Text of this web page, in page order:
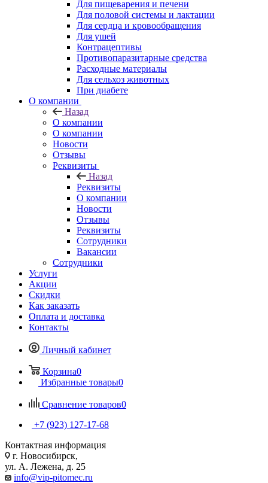
Для пищеварения и печени
Для половой системы и лактации
Для сердца и кровообращения
Для ушей
Контрацептивы
Противопаразитарные средства
Расходные материалы
Для сельхоз животных
При диабете
О компании
Назад
О компании
О компании
Новости
Отзывы
Реквизиты
Назад
Реквизиты
О компании
Новости
Отзывы
Реквизиты
Сотрудники
Вакансии
Сотрудники
Услуги
Акции
Скидки
Как заказать
Оплата и доставка
Контакты
Личный кабинет
Корзина0
Избранные товары0
Сравнение товаров0
+7 (923) 127-17-68
Контактная информация
г. Новосибирск,
ул. А. Лежена, д. 25
info@vip-pitomec.ru